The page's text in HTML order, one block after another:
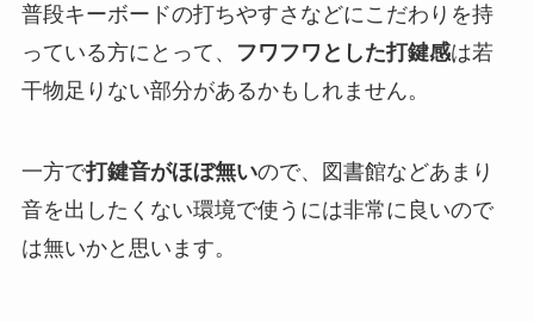
普段キーボードの打ちやすさなどにこだわりを持
っている方にとって、
フワフワとした打鍵感は若
干物足りない部分があるかもしれません。
一方で打鍵音がほぼ無いので、図書館などあまり
音を出したくない環境で使うには非常に良いので
は無いかと思います。